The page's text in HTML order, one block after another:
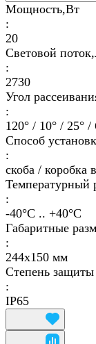
Мощность,Вт
:
20
Световой
:
2730
Угол
:
120° / 10° / 25°
Способ
:
скоба / коробка
Температурный
:
-40°С .. +40°C
Габаритные
:
244х150 мм
Степень
:
IP65